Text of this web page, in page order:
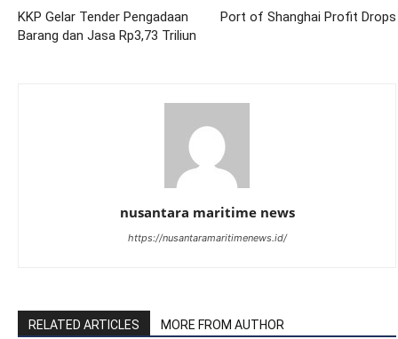
KKP Gelar Tender Pengadaan
Barang dan Jasa Rp3,73 Triliun
Port of Shanghai Profit Drops
nusantara maritime news
https://nusantaramaritimenews.id/
RELATED ARTICLES MORE FROM AUTHOR